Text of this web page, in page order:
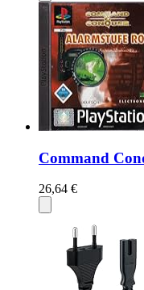
Command
26,64 €